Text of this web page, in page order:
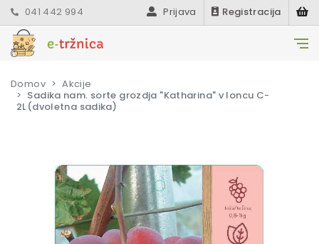
041 442 994 Prijava Registracija
Domov
Akcije
Sadika nam. sorte grozdja "Katharina" v loncu C-
2L(dvoletna sadika)